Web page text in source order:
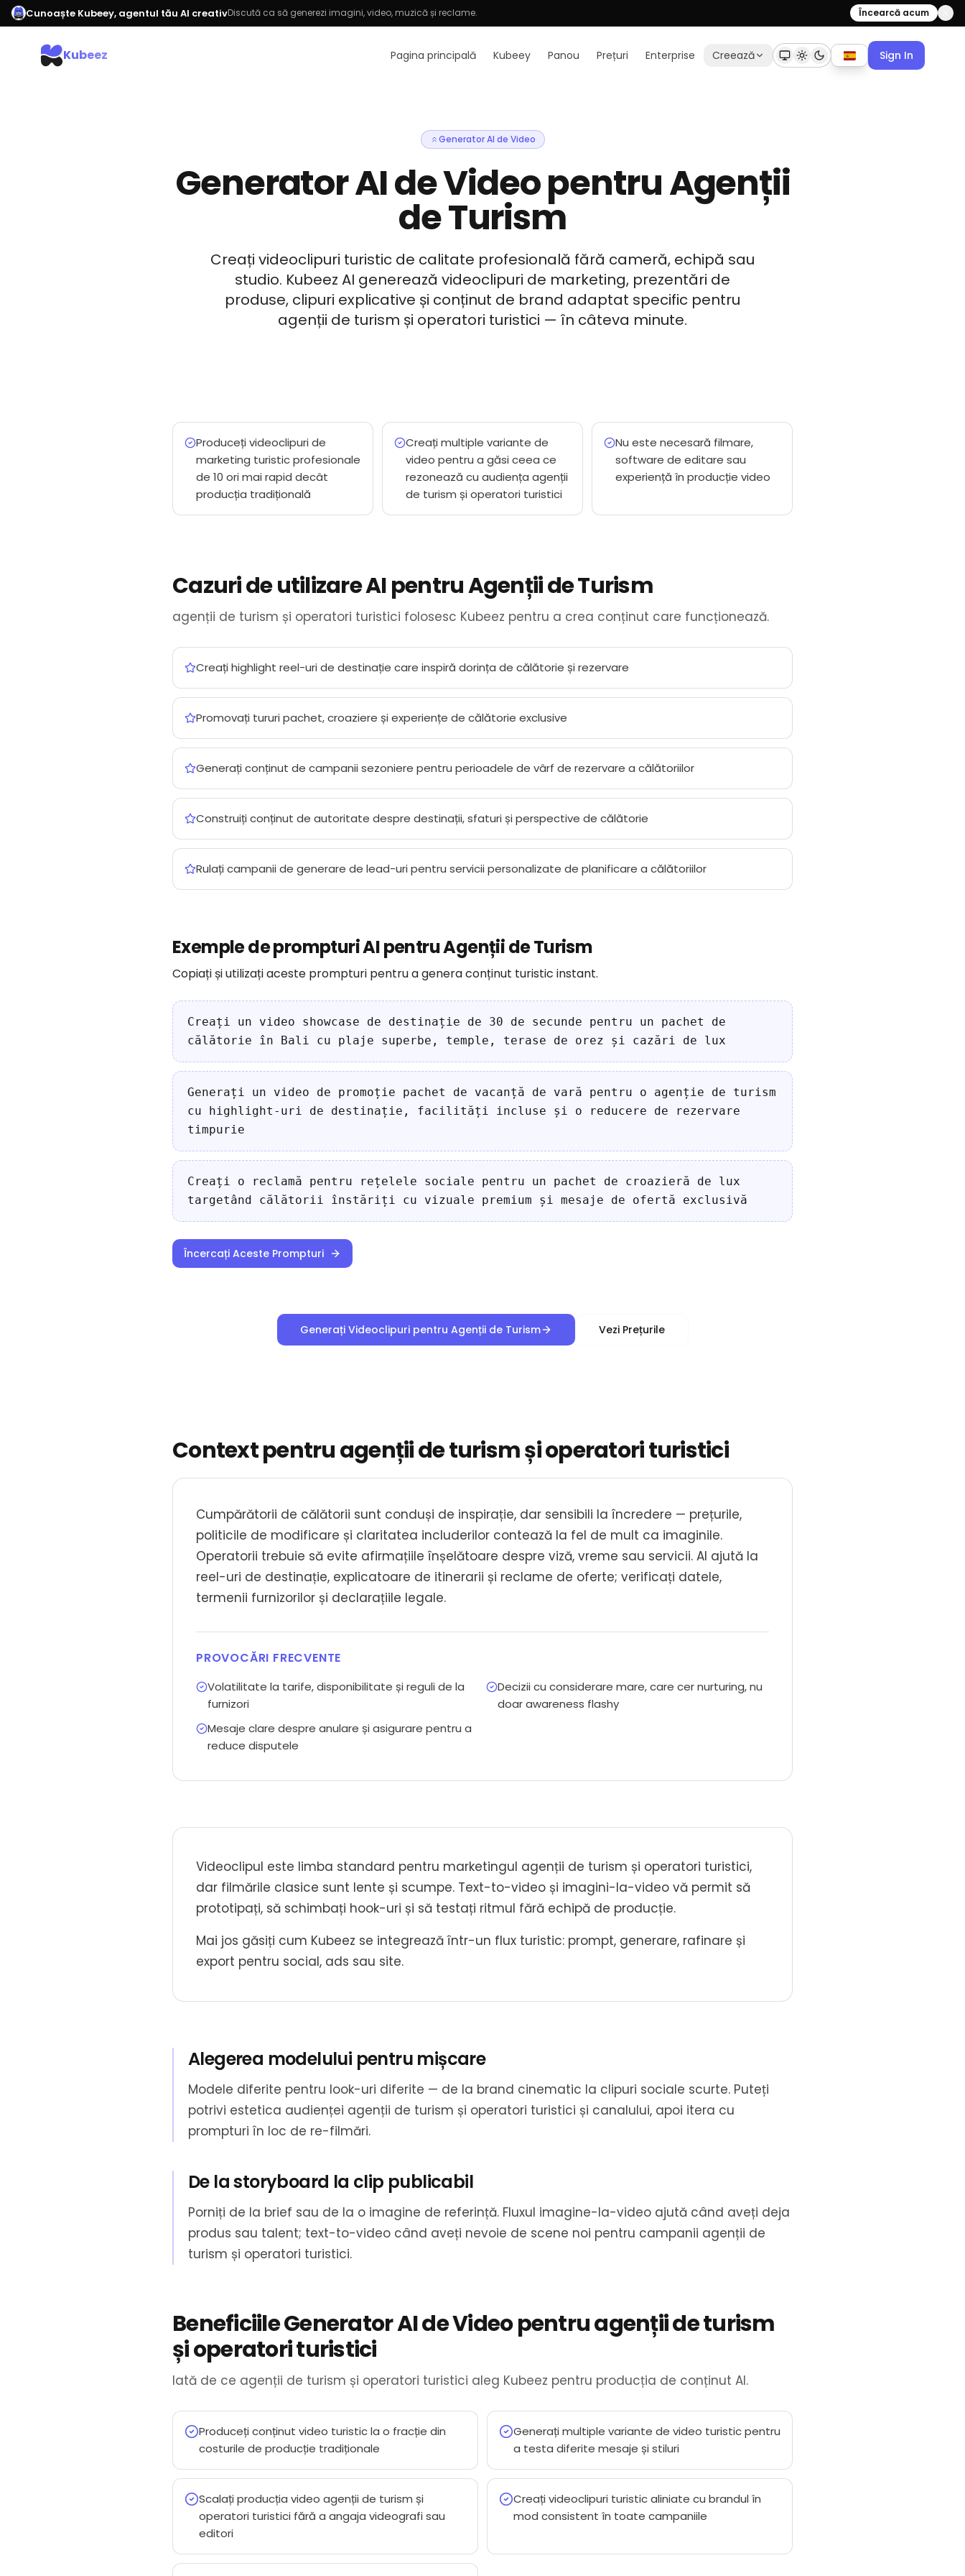
Cunoaște Kubeey, agentul tău AI creativDiscută ca să generezi imagini, video, muzică și reclame. Încearcă acum
Kubeez Pagina principală Kubeey Panou Prețuri Enterprise Creează Sign In
Generator AI de Video
Generator AI de Video pentru Agenții
de Turism
Creați videoclipuri turistic de calitate profesională fără cameră, echipă sau
studio. Kubeez AI generează videoclipuri de marketing, prezentări de
produse, clipuri explicative și conținut de brand adaptat specific pentru
agenții de turism și operatori turistici — în câteva minute.
Produceți videoclipuri de
marketing turistic profesionale
de 10 ori mai rapid decât
producția tradițională
Creați multiple variante de
video pentru a găsi ceea ce
rezonează cu audiența agenții
de turism și operatori turistici
Nu este necesară filmare,
software de editare sau
experiență în producție video
Cazuri de utilizare AI pentru Agenții de Turism
agenții de turism și operatori turistici folosesc Kubeez pentru a crea conținut care funcționează.
Creați highlight reel-uri de destinație care inspiră dorința de călătorie și rezervare
Promovați tururi pachet, croaziere și experiențe de călătorie exclusive
Generați conținut de campanii sezoniere pentru perioadele de vârf de rezervare a călătoriilor
Construiți conținut de autoritate despre destinații, sfaturi și perspective de călătorie
Rulați campanii de generare de lead-uri pentru servicii personalizate de planificare a călătoriilor
Exemple de prompturi AI pentru Agenții de Turism
Copiați și utilizați aceste prompturi pentru a genera conținut turistic instant.
Creați un video showcase de destinație de 30 de secunde pentru un pachet de
călătorie în Bali cu plaje superbe, temple, terase de orez și cazări de lux
Generați un video de promoție pachet de vacanță de vară pentru o agenție de turism
cu highlight-uri de destinație, facilități incluse și o reducere de rezervare
timpurie
Creați o reclamă pentru rețelele sociale pentru un pachet de croazieră de lux
targetând călătorii înstăriți cu vizuale premium și mesaje de ofertă exclusivă
Încercați Aceste Prompturi
Generați Videoclipuri pentru Agenții de Turism Vezi Prețurile
Context pentru agenții de turism și operatori turistici
Cumpărătorii de călătorii sunt conduși de inspirație, dar sensibili la încredere — prețurile,
politicile de modificare și claritatea includerilor contează la fel de mult ca imaginile.
Operatorii trebuie să evite afirmațiile înșelătoare despre viză, vreme sau servicii. AI ajută la
reel-uri de destinație, explicatoare de itinerarii și reclame de oferte; verificați datele,
termenii furnizorilor și declarațiile legale.
PROVOCĂRI FRECVENTE
Volatilitate la tarife, disponibilitate și reguli de la
furnizori
Decizii cu considerare mare, care cer nurturing, nu
doar awareness flashy
Mesaje clare despre anulare și asigurare pentru a
reduce disputele
Videoclipul este limba standard pentru marketingul agenții de turism și operatori turistici,
dar filmările clasice sunt lente și scumpe. Text-to-video și imagini-la-video vă permit să
prototipați, să schimbați hook-uri și să testați ritmul fără echipă de producție.
Mai jos găsiți cum Kubeez se integrează într-un flux turistic: prompt, generare, rafinare și
export pentru social, ads sau site.
Alegerea modelului pentru mișcare
Modele diferite pentru look-uri diferite — de la brand cinematic la clipuri sociale scurte. Puteți
potrivi estetica audienței agenții de turism și operatori turistici și canalului, apoi itera cu
prompturi în loc de re-filmări.
De la storyboard la clip publicabil
Porniți de la brief sau de la o imagine de referință. Fluxul imagine-la-video ajută când aveți deja
produs sau talent; text-to-video când aveți nevoie de scene noi pentru campanii agenții de
turism și operatori turistici.
Beneficiile Generator AI de Video pentru agenții de turism
și operatori turistici
Iată de ce agenții de turism și operatori turistici aleg Kubeez pentru producția de conținut AI.
Produceți conținut video turistic la o fracție din
costurile de producție tradiționale
Generați multiple variante de video turistic pentru
a testa diferite mesaje și stiluri
Scalați producția video agenții de turism și
operatori turistici fără a angaja videografi sau
editori
Creați videoclipuri turistic aliniate cu brandul în
mod consistent în toate campaniile